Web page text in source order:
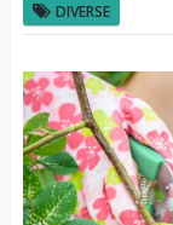
DIVERSE